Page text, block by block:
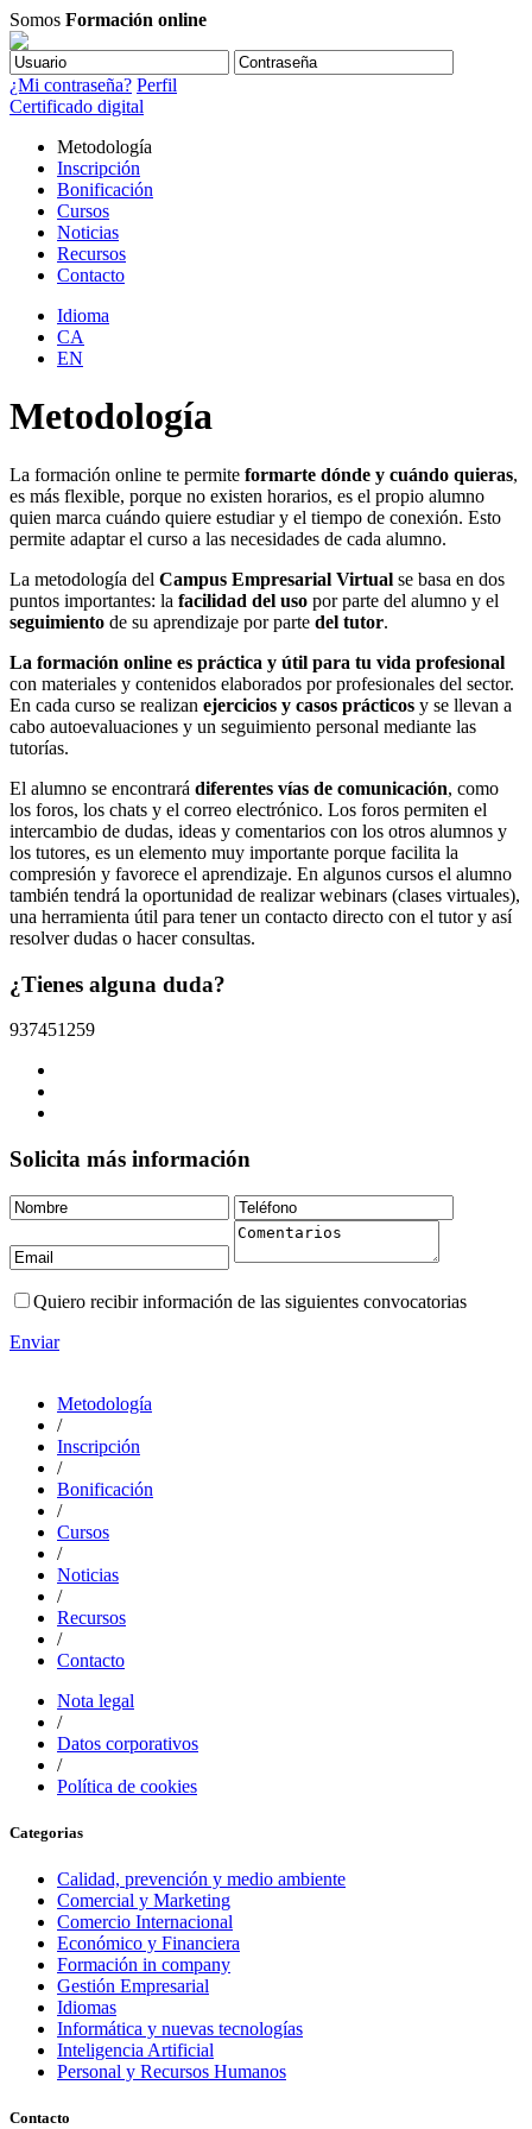
Somos Formación online
¿Mi contraseña? Perfil
Certificado digital
Metodología
Inscripción
Bonificación
Cursos
Noticias
Recursos
Contacto
Idioma
CA
EN
Metodología
La formación online te permite formarte dónde y cuándo quieras,
es más flexible, porque no existen horarios, es el propio alumno
quien marca cuándo quiere estudiar y el tiempo de conexión. Esto
permite adaptar el curso a las necesidades de cada alumno.
La metodología del Campus Empresarial Virtual se basa en dos
puntos importantes: la facilidad del uso por parte del alumno y el
seguimiento de su aprendizaje por parte del tutor.
La formación online es práctica y útil para tu vida profesional
con materiales y contenidos elaborados por profesionales del sector.
En cada curso se realizan ejercicios y casos prácticos y se llevan a
cabo autoevaluaciones y un seguimiento personal mediante las
tutorías.
El alumno se encontrará diferentes vías de comunicación, como
los foros, los chats y el correo electrónico. Los foros permiten el
intercambio de dudas, ideas y comentarios con los otros alumnos y
los tutores, es un elemento muy importante porque facilita la
compresión y favorece el aprendizaje. En algunos cursos el alumno
también tendrá la oportunidad de realizar webinars (clases virtuales),
una herramienta útil para tener un contacto directo con el tutor y así
resolver dudas o hacer consultas.
¿Tienes alguna duda?
937451259
Solicita más información
Quiero recibir información de las siguientes convocatorias
Enviar
Metodología
/
Inscripción
/
Bonificación
/
Cursos
/
Noticias
/
Recursos
/
Contacto
Nota legal
/
Datos corporativos
/
Política de cookies
Categorias
Calidad, prevención y medio ambiente
Comercial y Marketing
Comercio Internacional
Económico y Financiera
Formación in company
Gestión Empresarial
Idiomas
Informática y nuevas tecnologías
Inteligencia Artificial
Personal y Recursos Humanos
Contacto